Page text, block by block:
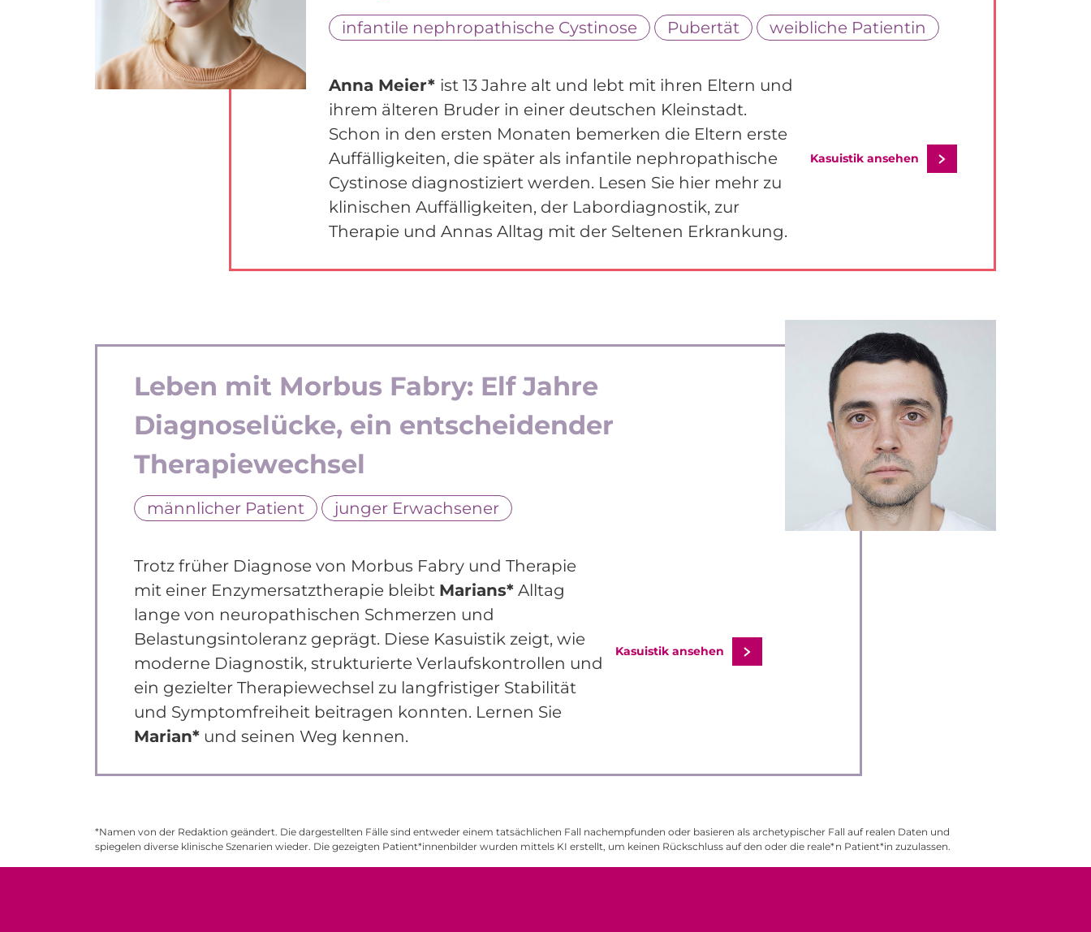
infantile nephropathische Cystinose Pubertät weibliche Patientin
Anna Meier* ist 13 Jahre alt und lebt mit ihren Eltern und
ihrem älteren Bruder in einer deutschen Kleinstadt.
Schon in den ersten Monaten bemerken die Eltern erste
Auffälligkeiten, die später als infantile nephropathische
Cystinose diagnostiziert werden. Lesen Sie hier mehr zu
klinischen Auffälligkeiten, der Labordiagnostik, zur
Therapie und Annas Alltag mit der Seltenen Erkrankung.
Kasuistik ansehen
Leben mit Morbus Fabry: Elf Jahre
Diagnoselücke, ein entscheidender
Therapiewechsel
männlicher Patient junger Erwachsener
Trotz früher Diagnose von Morbus Fabry und Therapie
mit einer Enzymersatztherapie bleibt Marians* Alltag
lange von neuropathischen Schmerzen und
Belastungsintoleranz geprägt. Diese Kasuistik zeigt, wie
moderne Diagnostik, strukturierte Verlaufskontrollen und
ein gezielter Therapiewechsel zu langfristiger Stabilität
und Symptomfreiheit beitragen konnten. Lernen Sie
Marian* und seinen Weg kennen.
Kasuistik ansehen
*Namen von der Redaktion geändert. Die dargestellten Fälle sind entweder einem tatsächlichen Fall nachempfunden oder basieren als archetypischer Fall auf realen Daten und
spiegelen diverse klinische Szenarien wieder. Die gezeigten Patient*innenbilder wurden mittels KI erstellt, um keinen Rückschluss auf den oder die reale*n Patient*in zuzulassen.